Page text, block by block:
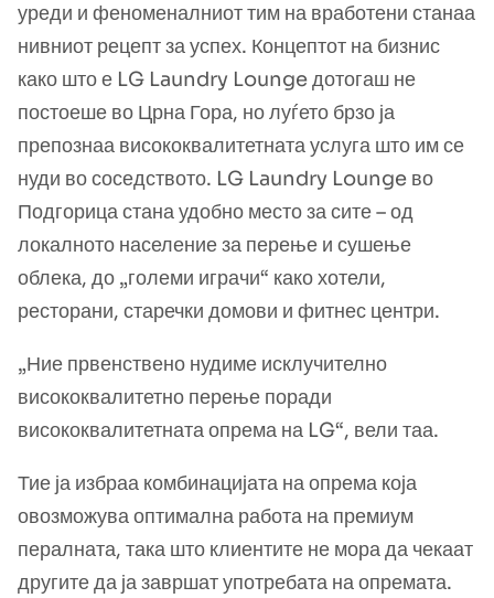
уреди и феноменалниот тим на вработени станаа
нивниот рецепт за успех. Концептот на бизнис
како што е LG Laundry Lounge дотогаш не
постоеше во Црна Гора, но луѓето брзо ја
препознаа висококвалитетната услуга што им се
нуди во соседството. LG Laundry Lounge во
Подгорица стана удобно место за сите – од
локалното население за перење и сушење
облека, до „големи играчи“ како хотели,
ресторани, старечки домови и фитнес центри.
„Ние првенствено нудиме исклучително
висококвалитетно перење поради
висококвалитетната опрема на LG“, вели таа.
Тие ја избраа комбинацијата на опрема која
овозможува оптимална работа на премиум
пералната, така што клиентите не мора да чекаат
другите да ја завршат употребата на опремата.